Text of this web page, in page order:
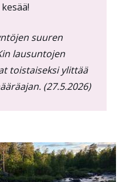
suuren
lausuntojen
toistaiseksi ylittää
(27.5.2026)